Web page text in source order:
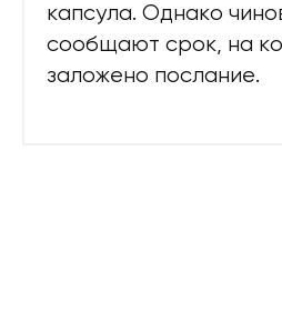
капсула. Однако
сообщают срок, на
заложено послание.